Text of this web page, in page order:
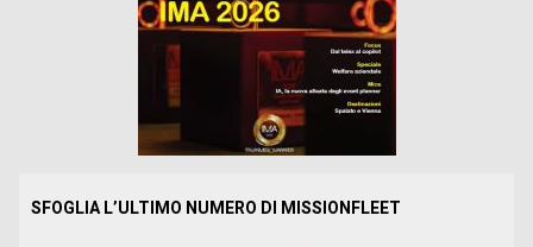
SFOGLIA L’ULTIMO NUMERO DI MISSIONFLEET